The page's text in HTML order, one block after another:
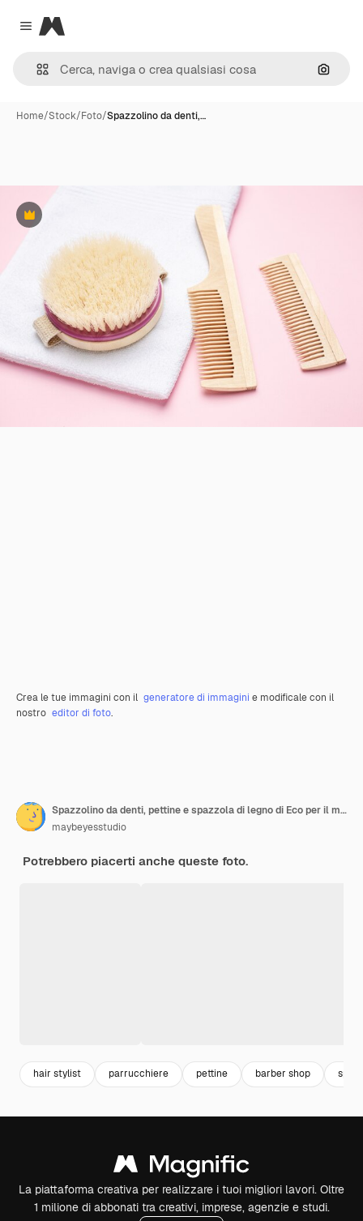
Close menu
Magnific
Cerca
Home/Stock/Foto/Spazzolino da denti,…
Premium
Crea le tue immagini con il generatore di immagini e modificale con il
nostro editor di foto.
Spazzolino da denti, pettine e spazzola di legno di Eco per il massaggio a secco sul rosa
maybeyesstudio
Potrebbero piacerti anche queste foto.
hair stylist parrucchiere pettine barber shop
La piattaforma creativa per realizzare i tuoi migliori lavori. Oltre
1 milione di abbonati tra creativi, imprese, agenzie e studi.